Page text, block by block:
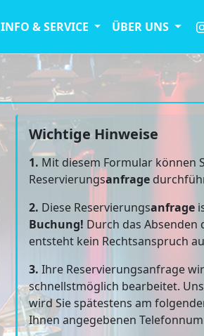
INFO & SERVICE ÜBER UNS
Wichtige Hinweise
1. Mit diesem Formular können
Reservierungsanfrage
2. Diese Reservierungsanfrage
Buchung! Durch das Absenden
entsteht kein Rechtsanspruch
3. Ihre Reservierungsanfrage
schnellstmöglich bearbeitet.
wird Sie spätestens am
Ihnen angegebenen